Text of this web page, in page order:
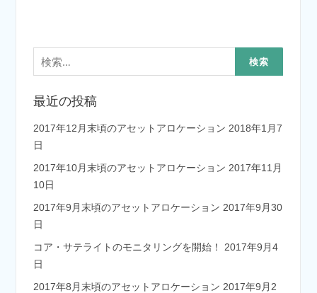
検
索:
最近の投稿
2017年12月末頃のアセットアロケーション 2018年1月7
日
2017年10月末頃のアセットアロケーション 2017年11月
10日
2017年9月末頃のアセットアロケーション 2017年9月30
日
コア・サテライトのモニタリングを開始！
2017年9月4
日
2017年8月末頃のアセットアロケーション 2017年9月2